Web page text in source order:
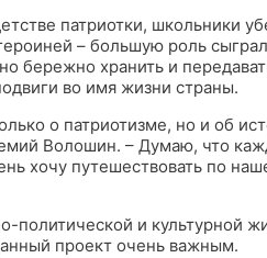
патриотки, школьники
– большую роль
бережно хранить и
во имя жизни страны.
о патриотизме, но и об
Волошин. – Думаю, что
хочу путешествовать по
политической и культурной
проект очень важным.